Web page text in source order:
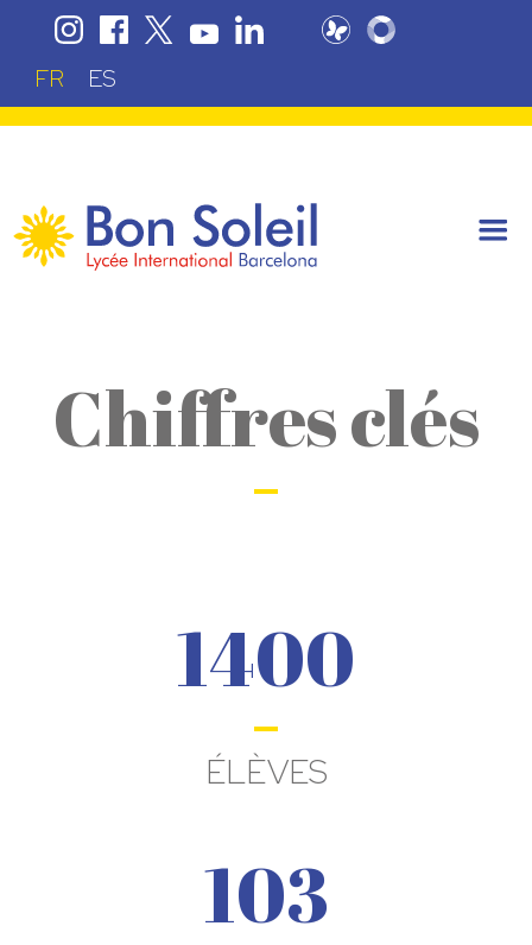
FR ES
Chiffres clés
1400
ÉLÈVES
103